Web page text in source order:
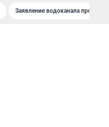
Заявление водоканала про